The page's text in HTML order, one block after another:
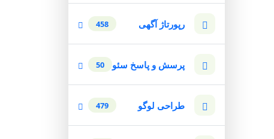
رپورتاژ آگهی 458
پرسش و پاسخ سئو 50
طراحی لوگو 479